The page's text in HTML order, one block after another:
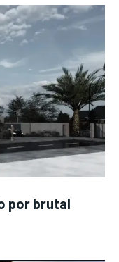
por brutal